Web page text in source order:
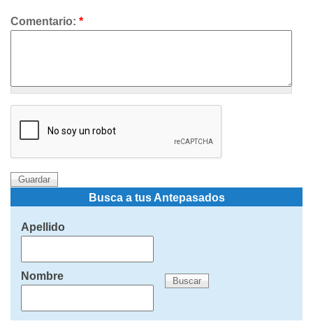
Comentario: *
Busca a tus Antepasados
Apellido
Nombre